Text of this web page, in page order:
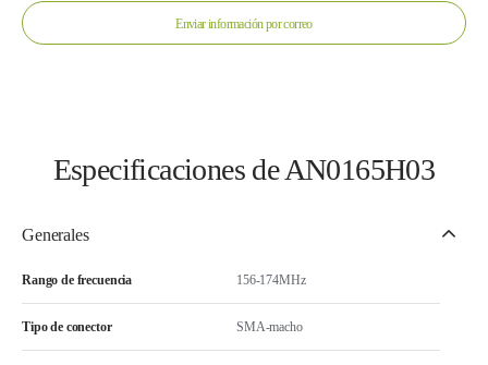
Enviar información por correo
Especificaciones de AN0165H03
Generales
Rango de frecuencia 156-174MHz
Tipo de conector SMA-macho